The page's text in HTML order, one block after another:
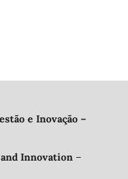
e Inovação –
Innovation –